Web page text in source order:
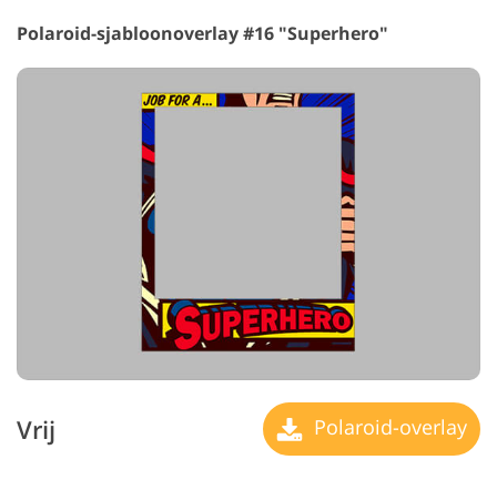
Polaroid-sjabloonoverlay #16 "Superhero"
Vrij Polaroid-overlay